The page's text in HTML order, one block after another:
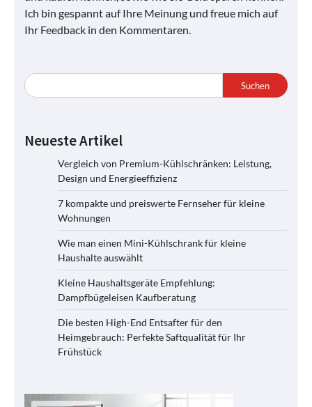
Ich bin gespannt auf Ihre Meinung und freue mich auf
Ihr Feedback in den Kommentaren.
Suchen
Neueste Artikel
Vergleich von Premium-Kühlschränken: Leistung,
Design und Energieeffizienz
7 kompakte und preiswerte Fernseher für kleine
Wohnungen
Wie man einen Mini-Kühlschrank für kleine
Haushalte auswählt
Kleine Haushaltsgeräte Empfehlung:
Dampfbügeleisen Kaufberatung
Die besten High-End Entsafter für den
Heimgebrauch: Perfekte Saftqualität für Ihr
Frühstück